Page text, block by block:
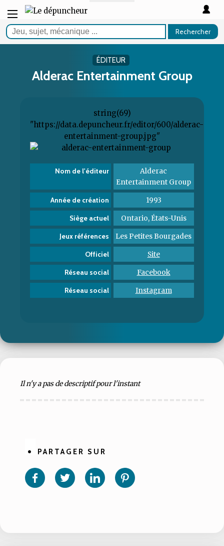
Rechercher
ÉDITEUR
Alderac Entertainment Group
string(69)
"https://data.depuncheur.fr/editor/600/alderac-
entertainment-group.jpg"
Nom de l'éditeur
Alderac
Entertainment Group
Année de création 1993
Siège actuel Ontario, États-Unis
Jeux références Les Petites Bourgades
Officiel Site
Réseau social Facebook
Réseau social Instagram
Il n'y a pas de descriptif pour l'instant
PARTAGER SUR
Partager
sur
Partager
sur sur